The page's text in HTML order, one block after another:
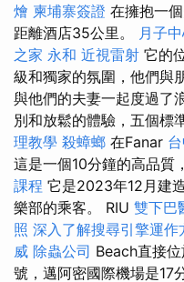
燴 柬埔寨簽證 在擁抱一
距離酒店35公里。
月子
之家 永和 近視雷射 它的
級和獨家的氛圍，他們與
與他們的夫妻一起度過了
別和放鬆的體驗，五個標
理教學 殺蟑螂 在Fanar
這是一個10分鐘的高品質
課程 它是2023年12月建
樂部的乘客。 RIU 雙下巴
照 深入了解搜尋引擎運作
威 除蟲公司 Beach直接
號，邁阿密國際機場是17